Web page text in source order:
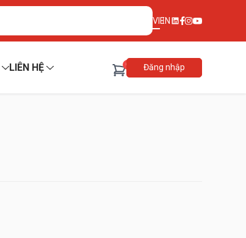
VIEN
LIÊN HỆ 0 Đăng nhập